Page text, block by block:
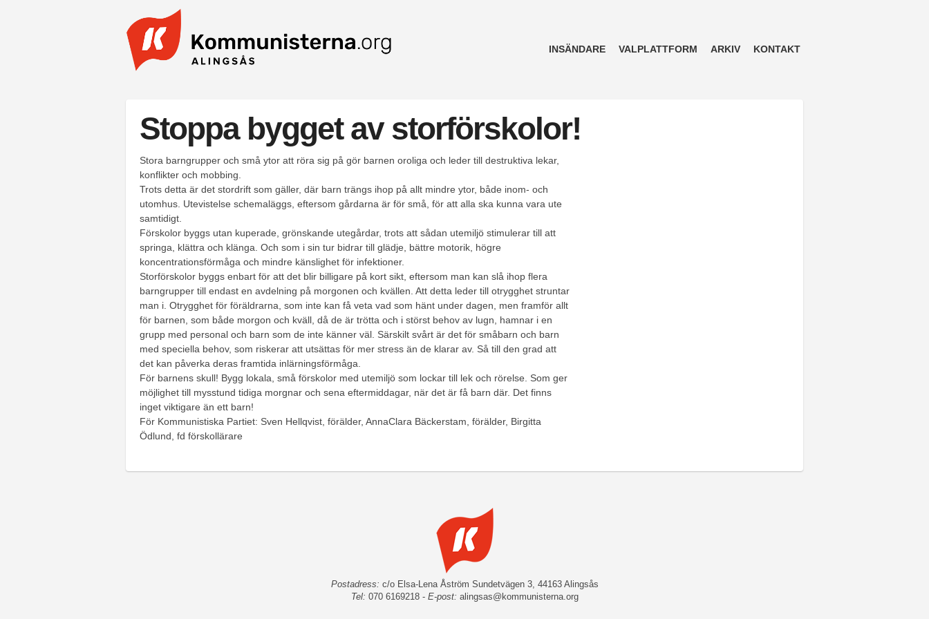
INSÄNDARE VALPLATTFORM ARKIV KONTAKT
Stoppa bygget av storförskolor!
Stora barngrupper och små ytor att röra sig på gör barnen oroliga och leder till destruktiva lekar,
konflikter och mobbing.
Trots detta är det stordrift som gäller, där barn trängs ihop på allt mindre ytor, både inom- och
utomhus. Utevistelse schemaläggs, eftersom gårdarna är för små, för att alla ska kunna vara ute
samtidigt.
Förskolor byggs utan kuperade, grönskande utegårdar, trots att sådan utemiljö stimulerar till att
springa, klättra och klänga. Och som i sin tur bidrar till glädje, bättre motorik, högre
koncentrationsförmåga och mindre känslighet för infektioner.
Storförskolor byggs enbart för att det blir billigare på kort sikt, eftersom man kan slå ihop flera
barngrupper till endast en avdelning på morgonen och kvällen. Att detta leder till otrygghet struntar
man i. Otrygghet för föräldrarna, som inte kan få veta vad som hänt under dagen, men framför allt
för barnen, som både morgon och kväll, då de är trötta och i störst behov av lugn, hamnar i en
grupp med personal och barn som de inte känner väl. Särskilt svårt är det för småbarn och barn
med speciella behov, som riskerar att utsättas för mer stress än de klarar av. Så till den grad att
det kan påverka deras framtida inlärningsförmåga.
För barnens skull! Bygg lokala, små förskolor med utemiljö som lockar till lek och rörelse. Som ger
möjlighet till mysstund tidiga morgnar och sena eftermiddagar, när det är få barn där. Det finns
inget viktigare än ett barn!
För Kommunistiska Partiet: Sven Hellqvist, förälder, AnnaClara Bäckerstam, förälder, Birgitta
Ödlund, fd förskollärare
Postadress: c/o Elsa-Lena Åström Sundetvägen 3, 44163 Alingsås
Tel: 070 6169218 - E-post: alingsas@kommunisterna.org